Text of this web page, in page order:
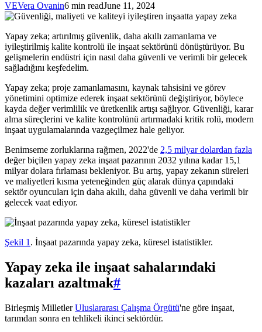
VEVera Ovanin6 min readJune 11, 2024
Yapay zeka; artırılmış güvenlik, daha akıllı zamanlama ve
iyileştirilmiş kalite kontrolü ile inşaat sektörünü dönüştürüyor. Bu
gelişmelerin endüstri için nasıl daha güvenli ve verimli bir gelecek
sağladığını keşfedelim.
Yapay zeka; proje zamanlamasını, kaynak tahsisini ve görev
yönetimini optimize ederek inşaat sektörünü değiştiriyor, böylece
kayda değer verimlilik ve üretkenlik artışı sağlıyor. Güvenliği, karar
alma süreçlerini ve kalite kontrolünü artırmadaki kritik rolü, modern
inşaat uygulamalarında vazgeçilmez hale geliyor.
Benimseme zorluklarına rağmen, 2022'de 2,5 milyar dolardan fazla
değer biçilen yapay zeka inşaat pazarının 2032 yılına kadar 15,1
milyar dolara fırlaması bekleniyor. Bu artış, yapay zekanın süreleri
ve maliyetleri kısma yeteneğinden güç alarak dünya çapındaki
sektör oyuncuları için daha akıllı, daha güvenli ve daha verimli bir
gelecek vaat ediyor.
Şekil 1 . İnşaat pazarında yapay zeka, küresel istatistikler.
Yapay zeka ile inşaat sahalarındaki
kazaları azaltmak#
Birleşmiş MilletlerUluslararası Çalışma Örgütü'ne göre inşaat,
tarımdan sonra en tehlikeli ikinci sektördür.